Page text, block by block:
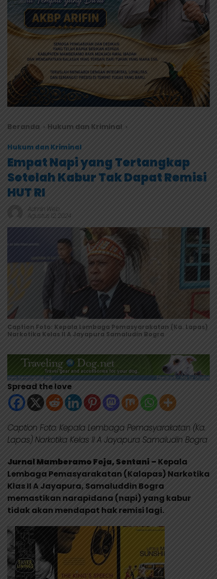
Beranda Hukum dan Kriminal
Hukum dan Kriminal
Empat Napi yang Tertangkap
Setelah Kabur Tak Dapat Remisi
HUT RI
Admin Web
Agustus 12, 2024
Caption Foto: Kepala Lembaga Pemasyarakatan (Ka. Lapas)
Narkotika Kelas II A Jayapura Samaludin Bogra
Spread the love
Caption Foto: Kepala Lembaga Pemasyarakatan (Ka.
Lapas) Narkotika Kelas II A Jayapura Samaludin Bogra
Jurnal Mamberamo Foja, Sentani – Kepala
Lembaga Pemasyarakatan (Kalapas) Narkotika
Klas II A Jayapura, Samaluddin Bogra
memastikan narapidana (napi) yang kabur
tidak akan mendapat hak remisi lagi.